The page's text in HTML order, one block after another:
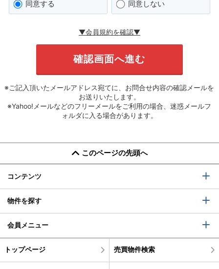
同意する 同意しない
▼会員規約を確認▼
※ご記入頂いたメールアドレス宛てに、お問合せ内容の確認メールを
お送りいたします。
※Yahoo!メールなどのフリーメールをご利用の場合、迷惑メールフ
ォルダに入る場合があります。
このページの先頭へ
コンテンツ
物件を探す
会員メニュー
トップページ 売買物件検索